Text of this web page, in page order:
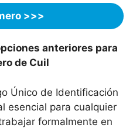
>>>
anteriores para
de Cuil
Único de Identificación
esencial para cualquier
formalmente en